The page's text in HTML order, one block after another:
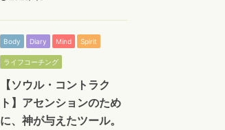
Body Diary Mind Spirit
ライフコーチング
【ソウル・コントラク
ト】アセンションのため
に、神が与えたツール。